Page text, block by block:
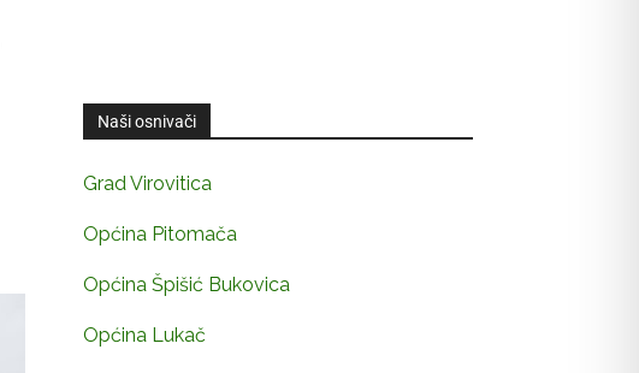
Naši osnivači
Grad Virovitica
Općina Pitomača
Općina Špišić Bukovica
Općina Lukač